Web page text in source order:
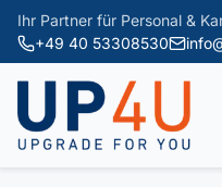
Zum Hauptinhalt springen
Ihr Partner für Personal &
+49 40 53308530